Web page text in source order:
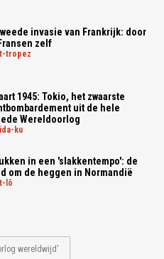
invasie van Frankrijk: door
zelf
tropez
1945: Tokio, het zwaarste
uit de hele
Wereldoorlog
ku
in een 'slakkentempo': de
om de heggen in Normandië
lô
wereldwijd'